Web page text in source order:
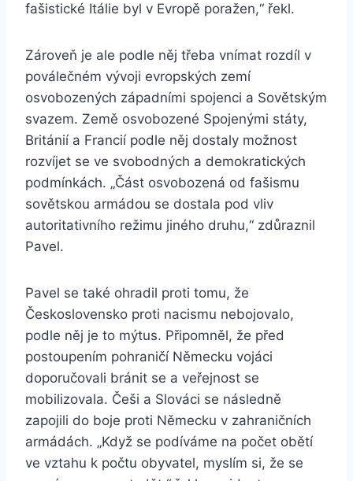
fašistické Itálie byl v Evropě poražen,“ řekl.
Zároveň je ale podle něj třeba vnímat rozdíl v
poválečném vývoji evropských zemí
osvobozených západními spojenci a Sovětským
svazem. Země osvobozené Spojenými státy,
Británií a Francií podle něj dostaly možnost
rozvíjet se ve svobodných a demokratických
podmínkách. „Část osvobozená od fašismu
sovětskou armádou se dostala pod vliv
autoritativního režimu jiného druhu,“ zdůraznil
Pavel.
Pavel se také ohradil proti tomu, že
Československo proti nacismu nebojovalo,
podle něj je to mýtus. Připomněl, že před
postoupením pohraničí Německu vojáci
doporučovali bránit se a veřejnost se
mobilizovala. Češi a Slováci se následně
zapojili do boje proti Německu v zahraničních
armádách. „Když se podíváme na počet obětí
ve vztahu k počtu obyvatel, myslím si, že se